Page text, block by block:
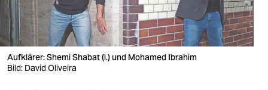
verlag
verlag
veranstaltungen
Aufklärer: Shemi Shabat (l.) und Mohamed Ibrahim
Bild: David Oliveira